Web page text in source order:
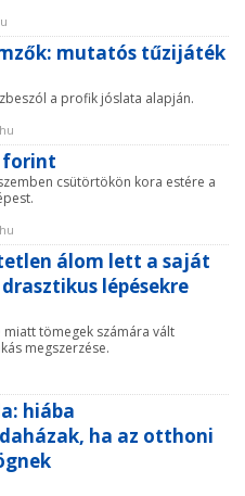
mutatós tűzijáték
a profik jóslata alapján.
forint
csütörtökön kora estére a
álom lett a saját
lépésekre
tömegek számára vált
megszerzése.
hiába
ha az otthoni